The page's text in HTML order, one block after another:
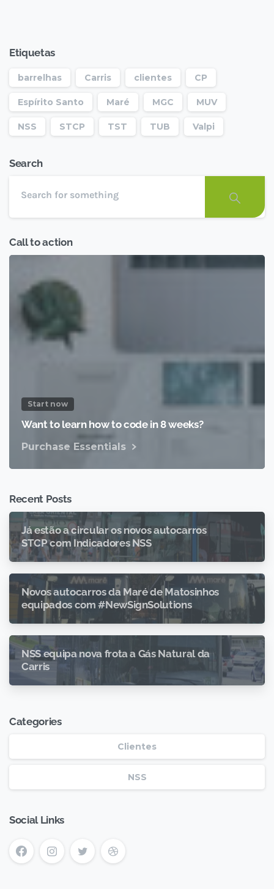
Etiquetas
barrelhas Carris clientes CP
Espírito Santo Maré MGC MUV
NSS STCP TST TUB Valpi
Search
Call to action
Start now
Want to learn how to code in 8 weeks?
Purchase Essentials
Recent Posts
Já estão a circular os novos autocarros
STCP com Indicadores NSS
Novos autocarros da Maré de Matosinhos
equipados com #NewSignSolutions
NSS equipa nova frota a Gás Natural da
Carris
Categories
Clientes
NSS
Social Links